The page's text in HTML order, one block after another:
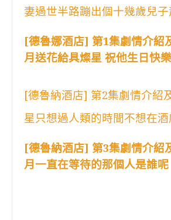
妻過世半路蹦出個十幾歲兒子
[德魯娜酒店] 第1集劇情介紹
月送花給具燦星 祝他生日快樂
[德魯納酒店] 第2集劇情介紹
星只想過人類的時間不想在酒
[德魯納酒店] 第3集劇情介紹
月一直在等待的那個人是誰呢